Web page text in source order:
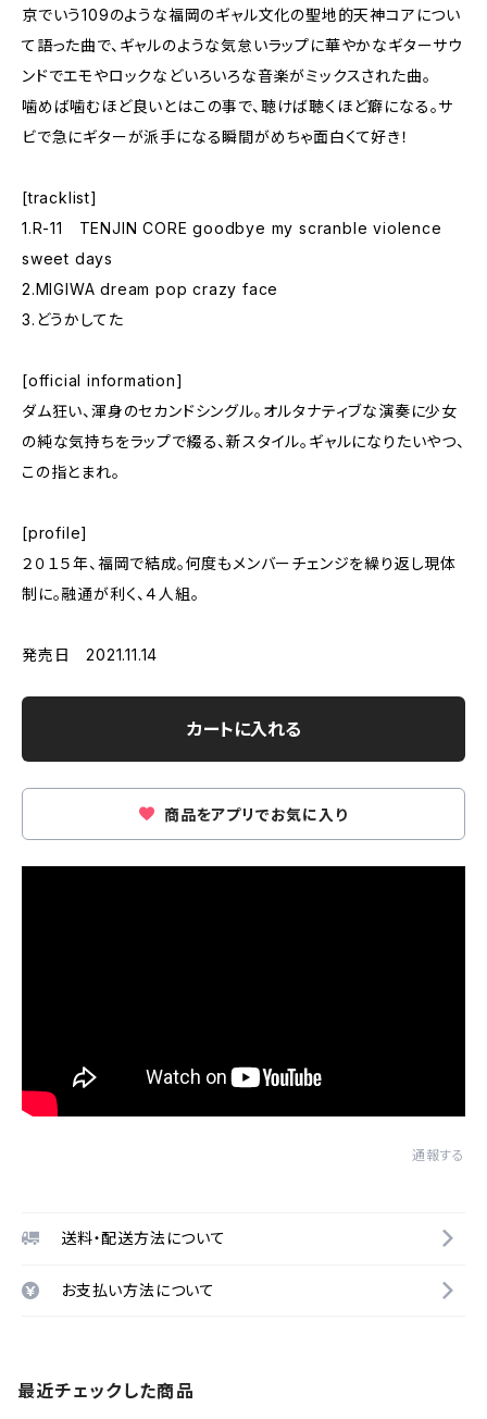
京でいう109のような福岡のギャル文化の聖地的天神コアについ
て語った曲で、ギャルのような気怠いラップに華やかなギターサウ
ンドでエモやロックなどいろいろな音楽がミックスされた曲。
噛めば噛むほど良いとはこの事で、聴けば聴くほど癖になる。サ
ビで急にギターが派手になる瞬間がめちゃ面白くて好き！
[tracklist]
1.R-11 TENJIN CORE goodbye my scranble violence
sweet days
2.MIGIWA dream pop crazy face
3.どうかしてた
[official information]
ダム狂い、渾身のセカンドシングル。オルタナティブな演奏に少女
の純な気持ちをラップで綴る、新スタイル。ギャルになりたいやつ、
この指とまれ。
[profile]
２０１５年、福岡で結成。何度もメンバーチェンジを繰り返し現体
制に。融通が利く、４人組。
発売日 2021.11.14
カートに入れる
商品をアプリでお気に入り
通報する
送料・配送方法について
お支払い方法について
最近チェックした商品